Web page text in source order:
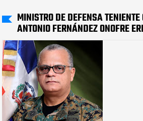
MINISTRO DE DEFENSA
ANTONIO FERNÁNDEZ ONOFRE